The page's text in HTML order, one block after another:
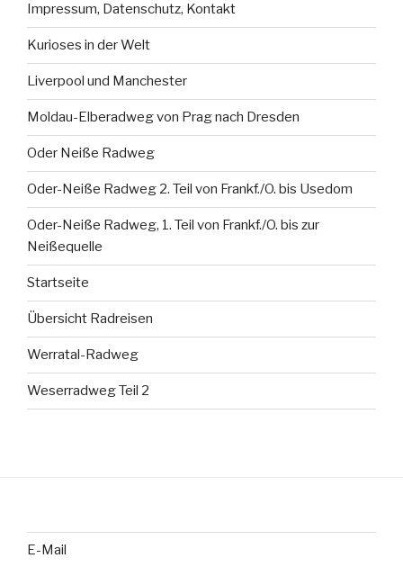
Impressum, Datenschutz, Kontakt
Kurioses in der Welt
Liverpool und Manchester
Moldau-Elberadweg von Prag nach Dresden
Oder Neiße Radweg
Oder-Neiße Radweg 2. Teil von Frankf./O. bis Usedom
Oder-Neiße Radweg, 1. Teil von Frankf./O. bis zur
Neißequelle
Startseite
Übersicht Radreisen
Werratal-Radweg
Weserradweg Teil 2
E-Mail